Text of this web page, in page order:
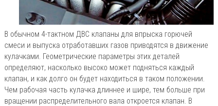
В обычном 4-тактном ДВС клапаны для впрыска горючей
смеси и выпуска отработавших газов приводятся в движение
кулачками. Геометрические параметры этих деталей
определяют, насколько высоко может подняться каждый
клапан, и как долго он будет находиться в таком положении.
Чем рабочая часть кулачка длиннее и шире, тем больше при
вращении распределительного вала откроется клапан. В